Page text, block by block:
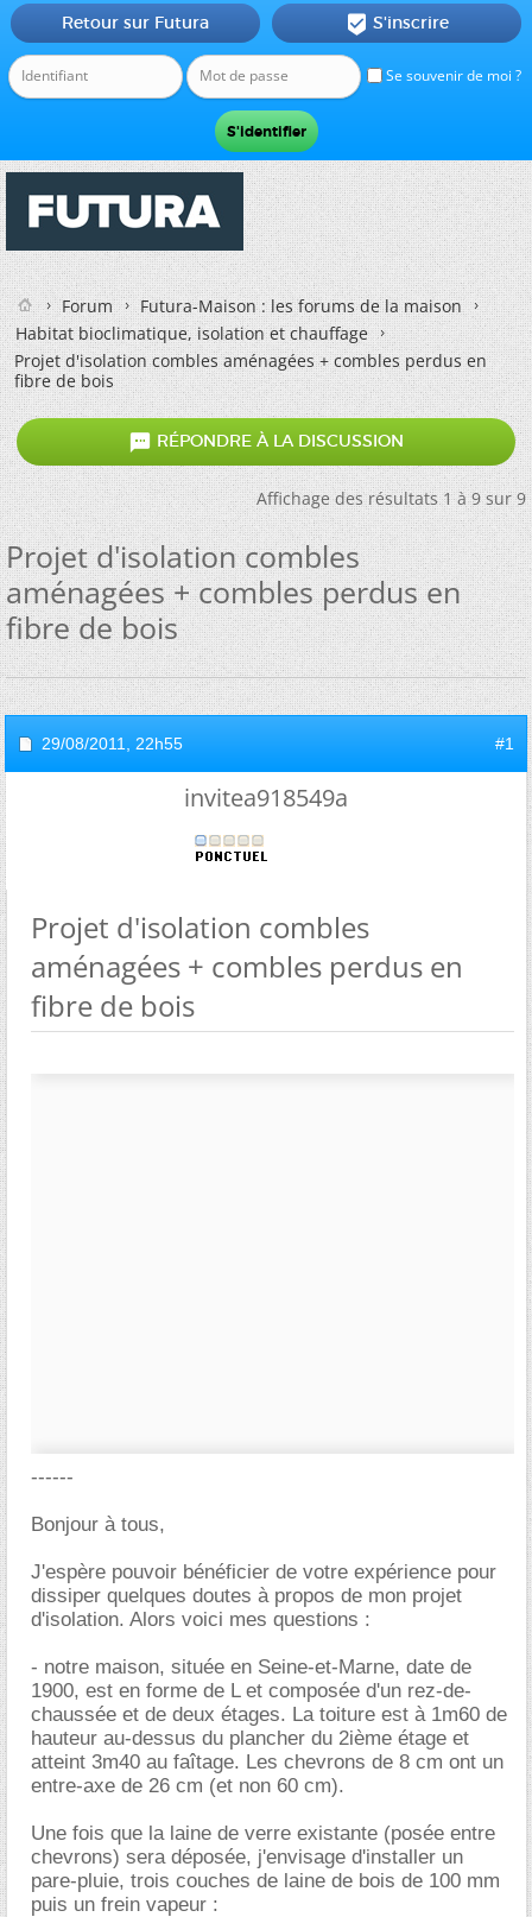
Se souvenir de moi ?
Retour sur Futura  S'inscrire
Forum
Futura-Maison : les forums de la maison
Habitat bioclimatique, isolation et chauffage
Projet d'isolation combles aménagées + combles perdus en
fibre de bois
 RÉPONDRE À LA DISCUSSION
Affichage des résultats 1 à 9 sur 9
Projet d'isolation combles
aménagées + combles perdus en
fibre de bois
29/08/2011, 22h55 #1
invitea918549a
Projet d'isolation combles
aménagées + combles perdus en
fibre de bois
------
Bonjour à tous,
J'espère pouvoir bénéficier de votre expérience pour
dissiper quelques doutes à propos de mon projet
d'isolation. Alors voici mes questions :
- notre maison, située en Seine-et-Marne, date de
1900, est en forme de L et composée d'un rez-de-
chaussée et de deux étages. La toiture est à 1m60 de
hauteur au-dessus du plancher du 2ième étage et
atteint 3m40 au faîtage. Les chevrons de 8 cm ont un
entre-axe de 26 cm (et non 60 cm).
Une fois que la laine de verre existante (posée entre
chevrons) sera déposée, j'envisage d'installer un
pare-pluie, trois couches de laine de bois de 100 mm
puis un frein vapeur :